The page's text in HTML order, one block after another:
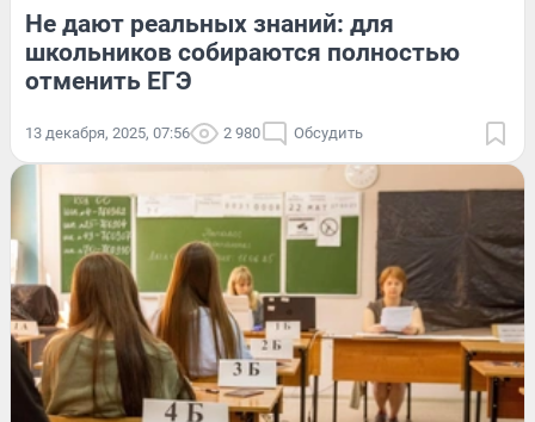
Не дают реальных знаний: для
школьников собираются полностью
отменить ЕГЭ
13 декабря, 2025, 07:56 2 980 Обсудить